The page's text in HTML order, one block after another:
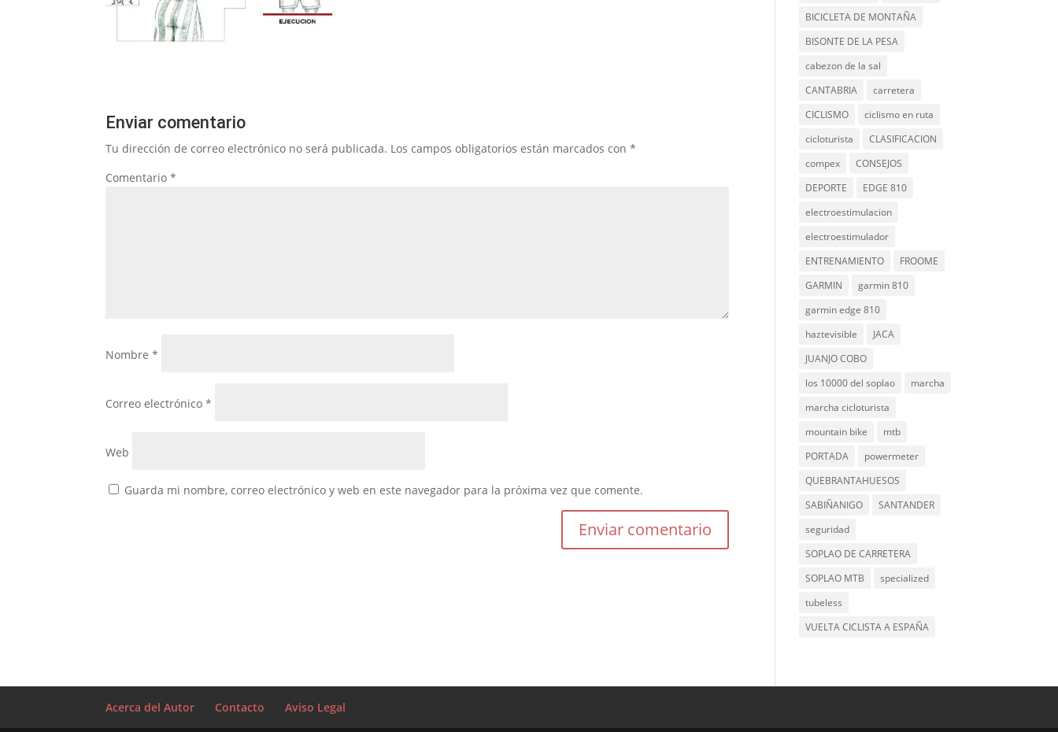
Enviar comentario
Tu dirección de correo electrónico no será publicada. Los campos obligatorios están marcados con*
Comentario*
Nombre*
Correo electrónico*
Web
Guarda mi nombre, correo electrónico y web en este navegador para la próxima vez que comente.
BICICLETA DE MONTAÑA
BISONTE DE LA PESA
cabezon de la sal
CANTABRIA
carretera
CICLISMO
ciclismo en ruta
cicloturista
CLASIFICACION
compex
CONSEJOS
DEPORTE
EDGE 810
electroestimulacion
electroestimulador
ENTRENAMIENTO
FROOME
GARMIN
garmin 810
garmin edge 810
haztevisible
JACA
JUANJO COBO
los 10000 del soplao
marcha
marcha cicloturista
mountain bike
mtb
PORTADA
powermeter
QUEBRANTAHUESOS
SABIÑANIGO
SANTANDER
seguridad
SOPLAO DE CARRETERA
SOPLAO MTB
specialized
tubeless
VUELTA CICLISTA A ESPAÑA
Acerca del Autor Contacto Aviso Legal